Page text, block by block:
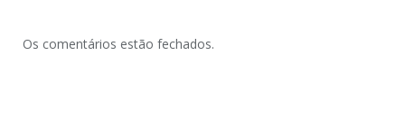
Os comentários estão fechados.